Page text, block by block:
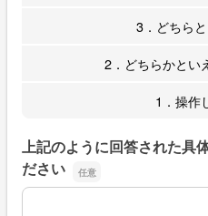
3．どちら
2．どちらかとい
1．操作
上記のように回答された具
ださい
上記のように回答された具